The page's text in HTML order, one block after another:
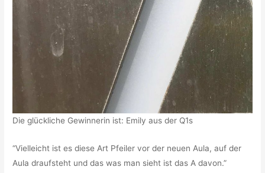
Die glückliche Gewinnerin ist: Emily aus der Q1s
“Vielleicht ist es diese Art Pfeiler vor der neuen Aula, auf der
Aula draufsteht und das was man sieht ist das A davon.”